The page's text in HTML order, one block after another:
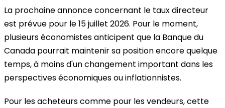
La prochaine annonce concernant le taux directeur
est prévue pour le 15 juillet 2026. Pour le moment,
plusieurs économistes anticipent que la Banque du
Canada pourrait maintenir sa position encore quelque
temps, à moins d'un changement important dans les
perspectives économiques ou inflationnistes.
Pour les acheteurs comme pour les vendeurs, cette